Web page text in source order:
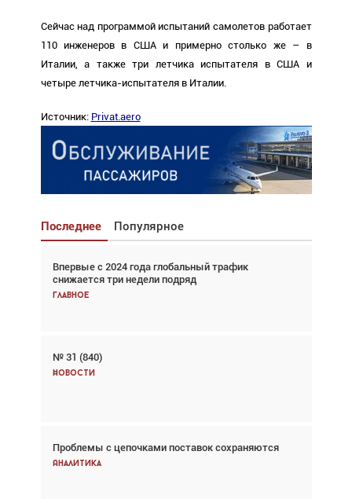
Сейчас над программой испытаний самолетов работает
110 инженеров в США и примерно столько же – в
Италии, а также три летчика испытателя в США и
четыре летчика-испытателя в Италии.
Источник: Privat.aero
Последнее Популярное
Впервые с 2024 года глобальный трафик
снижается три недели подряд
Главное
№ 31 (840)
Новости
Проблемы с цепочками поставок сохраняются
Аналитика
Взгляд с высоты: тандем вертолётов и БПЛА в
спасательных операциях
Главное
Авиационный фотограф Дэйв Кох: «Фотография
говорит сама за себя... а ИИ всё портит»
Впервые с 2024 года глобальный трафик
снижается три недели подряд